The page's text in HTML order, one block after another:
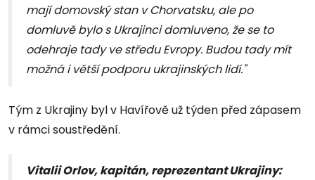
mají domovský stan v Chorvatsku, ale po
domluvě bylo s Ukrajinci domluveno, že se to
odehraje tady ve středu Evropy. Budou tady mít
možná i větší podporu ukrajinských lidí."
Tým z Ukrajiny byl v Havířově už týden před zápasem
v rámci soustředění.
Vitalii Orlov, kapitán, reprezentant Ukrajiny: